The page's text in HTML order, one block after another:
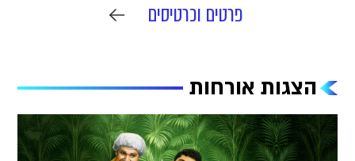
פרטים וכרטיסים
הצגות אורחות